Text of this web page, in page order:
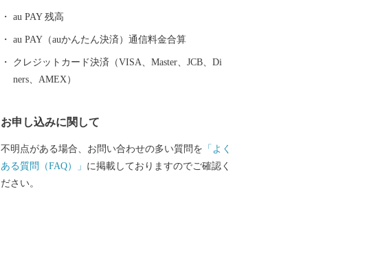
さと納税事務局 電話 ：050-3146-0806（平日9：00～1
8：00） ＦＡＸ：050-3488-0889 メール：matsudo@furu
au PAY 残高
au PAY（auかんたん決済）通信料金合算
クレジットカード決済（VISA、Master、JCB、Di
ners、AMEX）
お申し込みに関して
不明点がある場合、お問い合わせの多い質問を 「よく
ある質問（FAQ）」 に掲載しておりますのでご確認く
ださい。